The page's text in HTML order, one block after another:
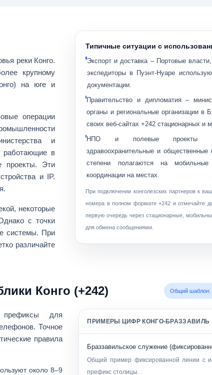
реки Конго.
крупному
на юге и
операции
и
в
проекты. Эти
и IP.
некоторые
с точки
системы. При
различайте
Типичные ситуации с
Экспорт и доставка– Портовые
экспедиторы в Пуэнт-Нуаре
документации.
Правительство и дипломатия–
органы и региональные организации в
своих веб-сайтах +242 стационарных и
НПО и полевые проекты –
здравоохранительные и общественные
степени полагаются на
координации на местах.
При подключении конголезских партнеров к
номера в полном формате +242 и отмечайте
первую очередь через стационарные,
для обмена сообщениями.
Конго (+242) Общий шаблон:
префиксы для
. Точное
правила
около8–9
ПРИМЕРЫ ЦИФР КОНГО-БРАЗЗАВИЛЬ
Браззавильское служение
Общий пример фиксированной линии с
префикс столицы.